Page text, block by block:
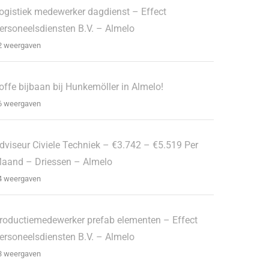
medewerker dagdienst – Effect
B.V. – Almelo
weergaven
bijbaan bij Hunkemöller in Almelo!
weergaven
Civiele Techniek – €3.742 – €5.519 Per
– Driessen – Almelo
weergaven
prefab elementen – Effect
B.V. – Almelo
weergaven